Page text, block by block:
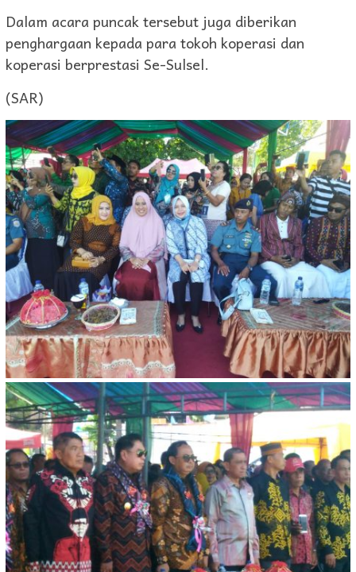
Dalam acara puncak tersebut juga diberikan
penghargaan kepada para tokoh koperasi dan
koperasi berprestasi Se-Sulsel.
(SAR)